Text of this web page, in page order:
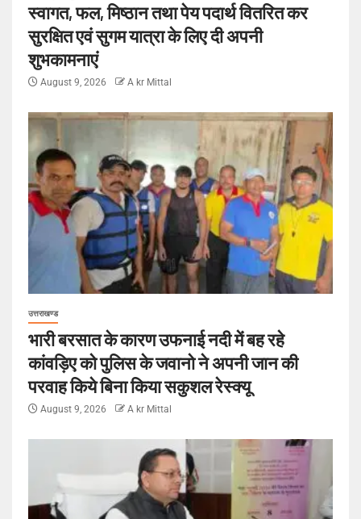
स्वागत, फल, मिष्ठान तथा पेय पदार्थ वितरित कर
सुरक्षित एवं सुगम यात्रा के लिए दी अपनी
शुभकामनाएं
August 9, 2026 A kr Mittal
उत्तराखण्ड
भारी बरसात के कारण उफनाई नदी में बह रहे
कांवड़िए को पुलिस के जवानो ने अपनी जान की
परवाह किये बिना किया सकुशल रेस्क्यू
August 9, 2026 A kr Mittal